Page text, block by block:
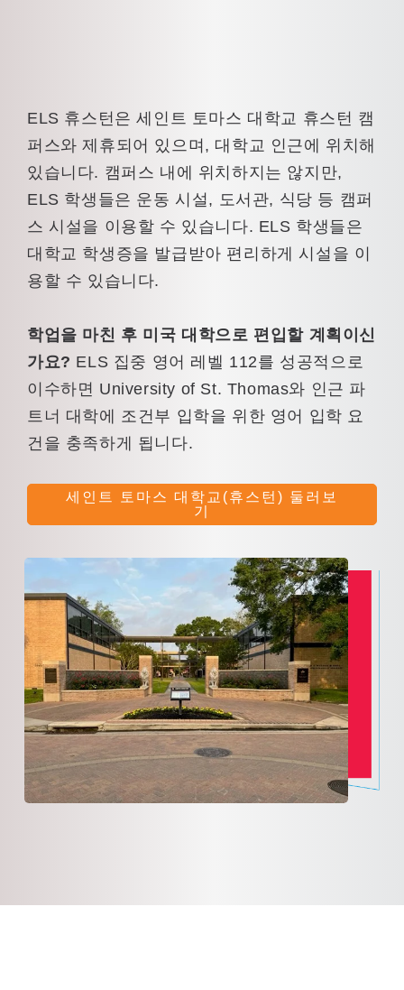
ELS 휴스턴은 세인트 토마스 대학교 휴스턴 캠
퍼스와 제휴되어 있으며, 대학교 인근에 위치해
있습니다. 캠퍼스 내에 위치하지는 않지만,
ELS 학생들은 운동 시설, 도서관, 식당 등 캠퍼
스 시설을 이용할 수 있습니다. ELS 학생들은
대학교 학생증을 발급받아 편리하게 시설을 이
용할 수 있습니다.
학업을 마친 후 미국 대학으로 편입할 계획이신
가요? ELS 집중 영어 레벨 112를 성공적으로
이수하면 University of St. Thomas와 인근 파
트너 대학에 조건부 입학을 위한 영어 입학 요
건을 충족하게 됩니다.
세인트 토마스 대학교(휴스턴) 둘러보
기